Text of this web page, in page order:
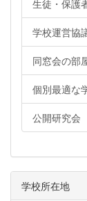
生徒・保護
学校運営協
同窓会の部
個別最適な
公開研究会
学校所在地